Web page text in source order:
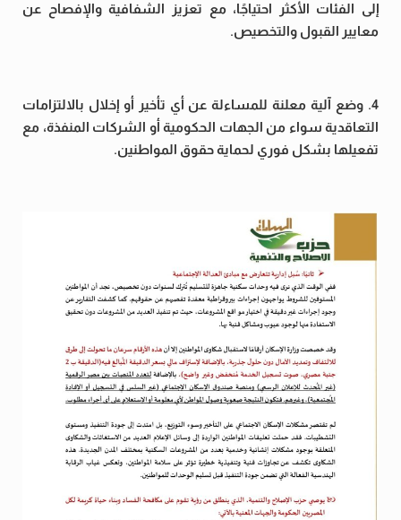
إلى الفئات الأكثر احتياجًا، مع تعزيز الشفافية والإفصاح عن
معايير القبول والتخصيص.
4. وضع آلية معلنة للمساءلة عن أي تأخير أو إخلال بالالتزامات
التعاقدية سواء من الجهات الحكومية أو الشركات المنفذة، مع
تفعيلها بشكل فوري لحماية حقوق المواطنين.